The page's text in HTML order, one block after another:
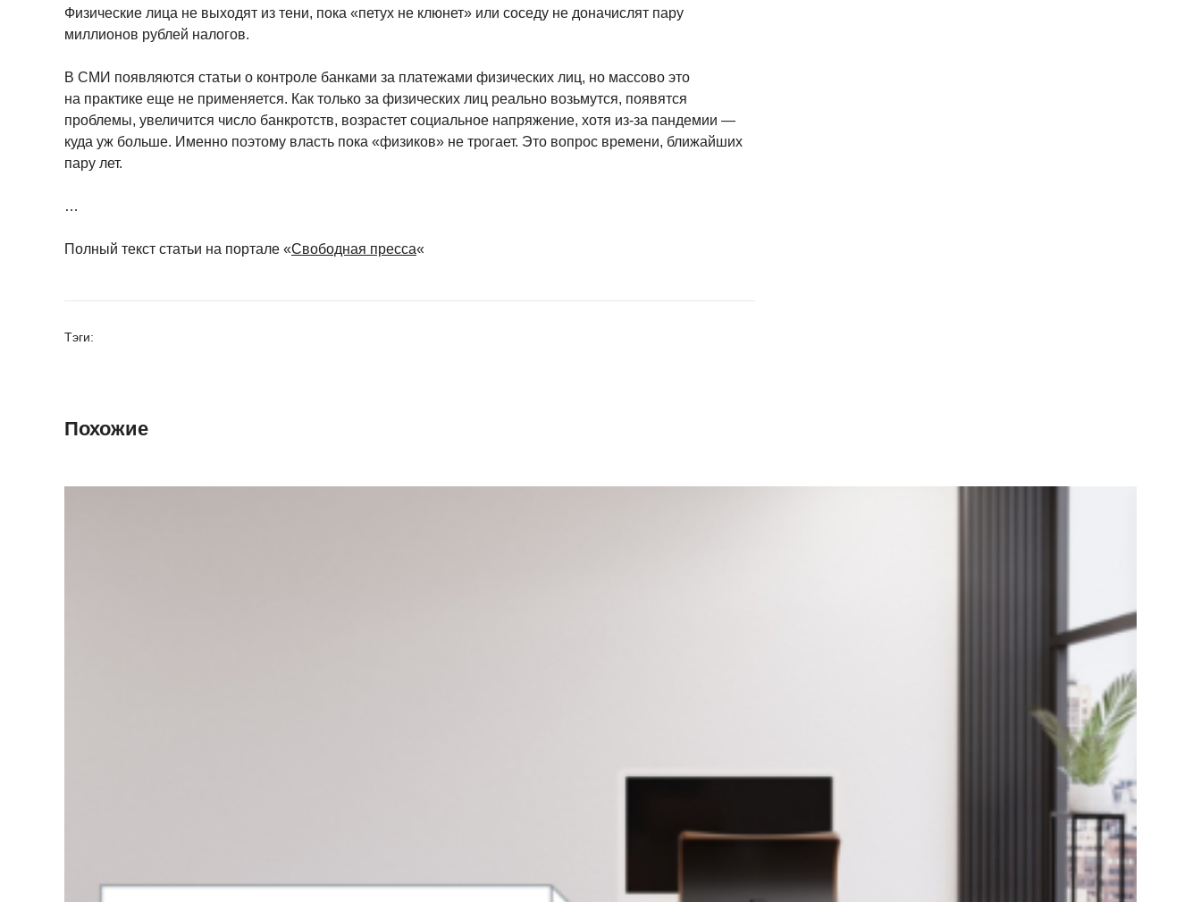
Физические лица не выходят из тени, пока «петух не клюнет» или соседу не доначислят пару
миллионов рублей налогов.
В СМИ появляются статьи о контроле банками за платежами физических лиц, но массово это
на практике еще не применяется. Как только за физических лиц реально возьмутся, появятся
проблемы, увеличится число банкротств, возрастет социальное напряжение, хотя из-за пандемии —
куда уж больше. Именно поэтому власть пока «физиков» не трогает. Это вопрос времени, ближайших
пару лет.
…
Полный текст статьи на портале «Свободная пресса«
Тэги:
Похожие